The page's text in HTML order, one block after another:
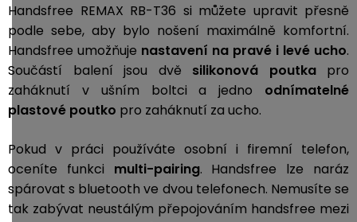
Handsfree REMAX RB-T36 si můžete upravit přesně
podle sebe, aby bylo nošení maximálně komfortní.
Handsfree umožňuje nastavení na pravé i levé ucho.
Součástí balení jsou dvě silikonová poutkapro
zaháknutí v ušním boltci a jedno odnímatelné
plastové poutko pro zaháknutí za ucho.
Pokud v práci používáte osobní i firemní telefon,
oceníte funkci multi-pairing. Handsfree lze naráz
spárovat s bluetooth ve dvou telefonech. Nemusíte se
tak zabývat neustálým přepojováním handsfree mezi